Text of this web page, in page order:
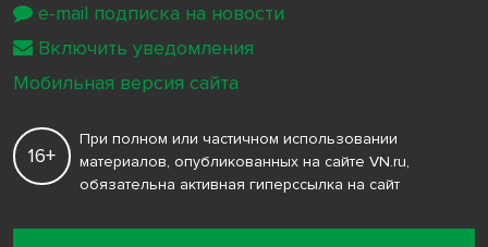
16+
При полном или частичном использовании
материалов, опубликованных на сайте VN.ru,
обязательна активная гиперссылка на сайт
e-mail подписка на новости
Включить уведомления
Мобильная версия сайта